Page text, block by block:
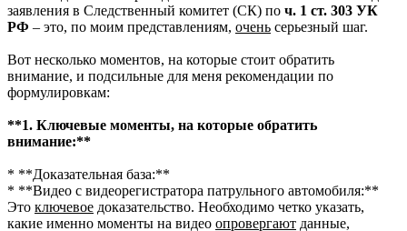
заявления в Следственный комитет (СК) по ч. 1 ст. 303 УК
РФ – это, по моим представлениям, очень серьезный шаг.
Вот несколько моментов, на которые стоит обратить
внимание, и подсильные для меня рекомендации по
формулировкам:
**1. Ключевые моменты, на которые обратить
внимание:**
* **Доказательная база:**
* **Видео с видеорегистратора патрульного автомобиля:**
Это ключевое доказательство. Необходимо четко указать,
какие именно моменты на видео опровергают данные,